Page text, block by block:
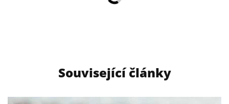
Související články